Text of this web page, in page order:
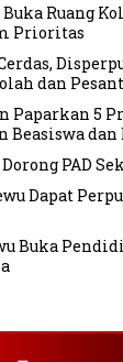
Ruang
Prioritas
dan
Paparkan 5
Beasiswa
PAD
Dapat
Buka